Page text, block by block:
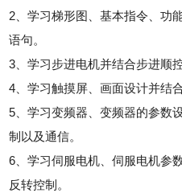
2、学习梯形图、基本指令、功
语句。
3、学习步进电机并结合步进顺
4、学习触摸屏、画面设计并结
5、学习变频器、变频器的参数
制以及通信。
6、学习伺服电机、伺服电机参
反转控制。